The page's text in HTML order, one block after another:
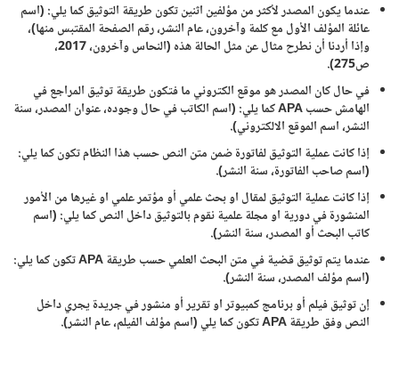
عندما يكون المصدر لأكثر من مؤلفين اثنين تكون طريقة التوثيق كما يلي: (اسم
عائلة المؤلف الأول مع كلمة وآخرون، عام النشر، رقم الصفحة المقتبس منها)،
وإذا أردنا أن نطرح مثال عن مثل الحالة هذه (النحاس وآخرون، 2017،
ص275).
في حال كان المصدر هو موقع الكتروني ما فتكون طريقة توثيق المراجع في
الهامش حسب APA كما يلي: (اسم الكاتب في حال وجوده، عنوان المصدر، سنة
النشر، اسم الموقع الالكتروني).
إذا كانت عملية التوثيق لفاتورة ضمن متن النص حسب هذا النظام تكون كما يلي:
(اسم صاحب الفاتورة، سنة النشر).
إذا كانت عملية التوثيق لمقال او بحث علمي أو مؤتمر علمي او غيرها من الأمور
المنشورة في دورية او مجلة علمية نقوم بالتوثيق داخل النص كما يلي: (اسم
كاتب البحث أو المصدر، سنة النشر).
عندما يتم توثيق قضية في متن البحث العلمي حسب طريقة APA تكون كما يلي:
(اسم مؤلف المصدر، سنة النشر).
إن توثيق فيلم أو برنامج كمبيوتر او تقرير أو منشور في جريدة يجري داخل
النص وفق طريقة APA تكون كما يلي (اسم مؤلف الفيلم، عام النشر).